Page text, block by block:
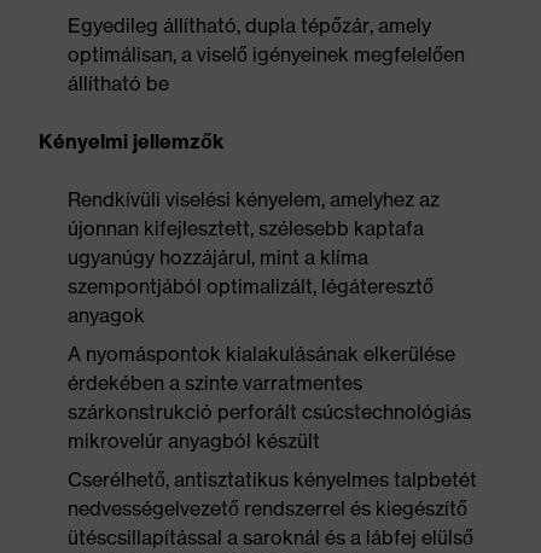
Egyedileg állítható, dupla tépőzár, amely
optimálisan, a viselő igényeinek megfelelően
állítható be
Kényelmi jellemzők
Rendkívüli viselési kényelem, amelyhez az
újonnan kifejlesztett, szélesebb kaptafa
ugyanúgy hozzájárul, mint a klíma
szempontjából optimalizált, légáteresztő
anyagok
A nyomáspontok kialakulásának elkerülése
érdekében a szinte varratmentes
szárkonstrukció perforált csúcstechnológiás
mikrovelúr anyagból készült
Cserélhető, antisztatikus kényelmes talpbetét
nedvességelvezető rendszerrel és kiegészítő
ütéscsillapítással a saroknál és a lábfej elülső